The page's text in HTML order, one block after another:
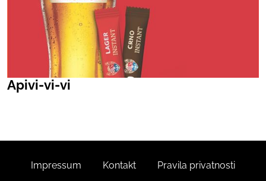
Apivi-vi-vi
Impressum Kontakt Pravila privatnosti